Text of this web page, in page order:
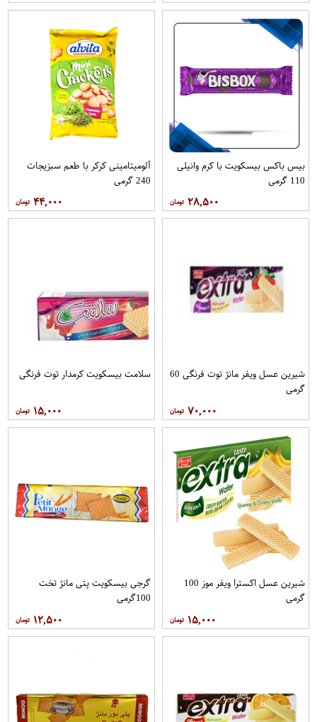
بیس باکس بیسکویت با کرم وانیلی
110 گرمی
۲۸,۵۰۰
آلومیتامینی کرکر با طعم سبزیجات
240 گرمی
۴۴,۰۰۰
شیرین عسل ویفر مانژ توت فرنگی 60
گرمی
۷۰,۰۰۰
سلامت بیسکویت کرمدار توت فرنگی
۱۵,۰۰۰
شیرین عسل اکسترا ویفر موز 100
گرمی
۱۵,۰۰۰
گرجی بیسکویت پتی مانژ تخت
100گرمی
۱۲,۵۰۰